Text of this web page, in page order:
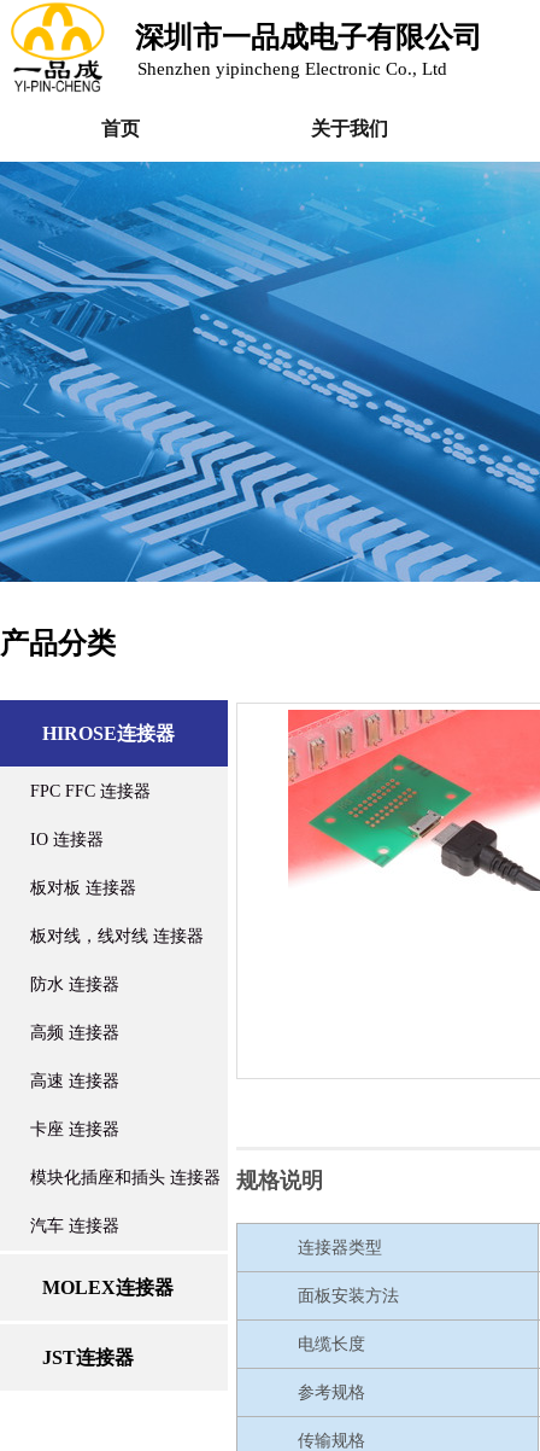
首页 关于我们
深圳市一品成电子有限公司
Shenzhen yipincheng Electronic Co., Ltd
HIROSE连接器
FPC FFC 连接器
IO 连接器
板对板 连接器
板对线，线对线 连接器
防水 连接器
高频 连接器
高速 连接器
卡座 连接器
模块化插座和插头 连接器
汽车 连接器
MOLEX连接器
JST连接器
规格说明
连接器类型
面板安装方法
电缆长度
参考规格
传输规格
产品分类